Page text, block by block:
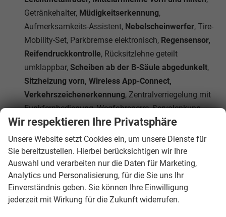
Getränkehalter, Müdigkeitserkennung,
Aufmerksamkeits-Assistent, Nebelscheinwerfer, Tire-
Mobility-Set, Parkbremse elektronisch, Regensensor,
Reifendruckkontrolle, Rücksitzlehne geteilt
umklappbar, Scheiben ab der B-Säule abgedunkelt,
Sitzheizung vorn, Wireless App-Connect,
Verkehrszeichenerkennung, Zentralverriegelung mit
Funkfernbedienung, Wegfahrsperre, Servolenkung,
Fußgängererkennung, Notrufsystem eCall, Start-
Stopp-Anlage
Innen
Ambiente-Beleuchtung
vorhanden
Mittelarmlehne
Wir respektieren Ihre Privatsphäre
Unsere Website setzt Cookies ein, um unsere Dienste für
Sie bereitzustellen. Hierbei berücksichtigen wir Ihre
Auswahl und verarbeiten nur die Daten für Marketing,
Analytics und Personalisierung, für die Sie uns Ihr
Einverständnis geben. Sie können Ihre Einwilligung
jederzeit mit Wirkung für die Zukunft widerrufen.